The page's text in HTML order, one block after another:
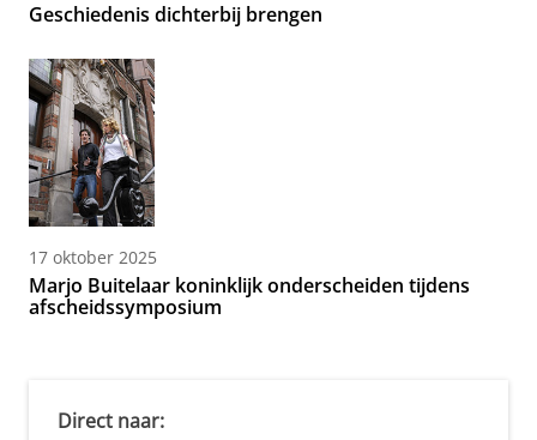
Geschiedenis dichterbij brengen
17 oktober 2025
Marjo Buitelaar koninklijk onderscheiden tijdens
afscheidssymposium
Direct naar: